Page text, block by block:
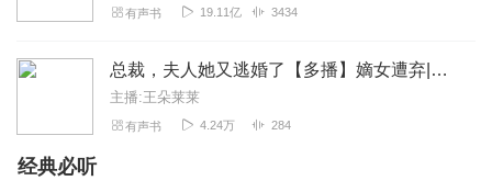
有声书 19.11亿 3434
总裁，夫人她又逃婚了【多播】嫡女遭弃|复仇|虐恋
主播:王朵莱莱
有声书 4.24万 284
经典必听